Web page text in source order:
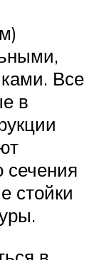
Все
в
сечения
стойки